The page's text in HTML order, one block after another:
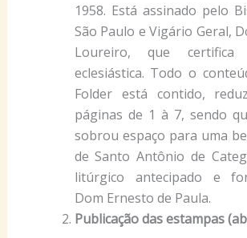
1958. Está assinado pelo
São Paulo e Vigário Geral,
Loureiro, que certifica
eclesiástica. Todo o
Folder está contido,
páginas de 1 à 7, sendo
sobrou espaço para uma
de Santo Antônio de
litúrgico antecipado e
Dom Ernesto de Paula.
Publicação das estampas